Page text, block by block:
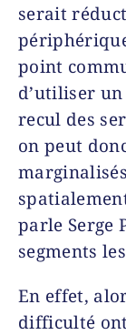
serait
point
d’utiliser
recul des
on peut
parle Serge
segments
En effet,
difficulté